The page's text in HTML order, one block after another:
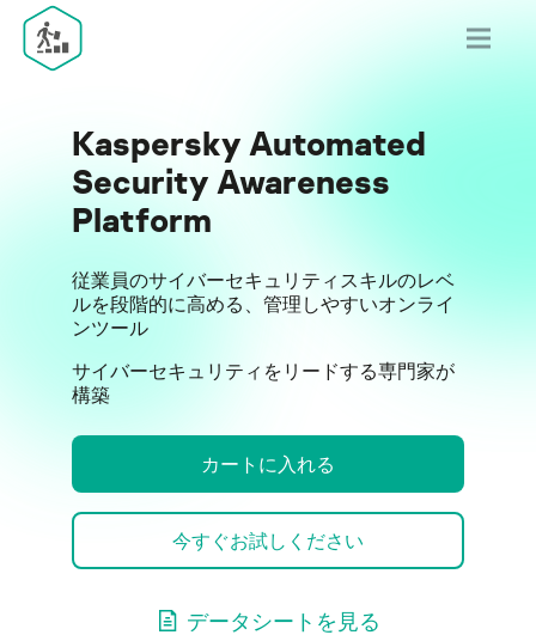
Kaspersky Automated
Security Awareness
Platform
従業員のサイバーセキュリティスキルのレベ
ルを段階的に高める、管理しやすいオンライ
ンツール
サイバーセキュリティをリードする専門家が
構築
カートに入れる
今すぐお試しください
データシートを見る